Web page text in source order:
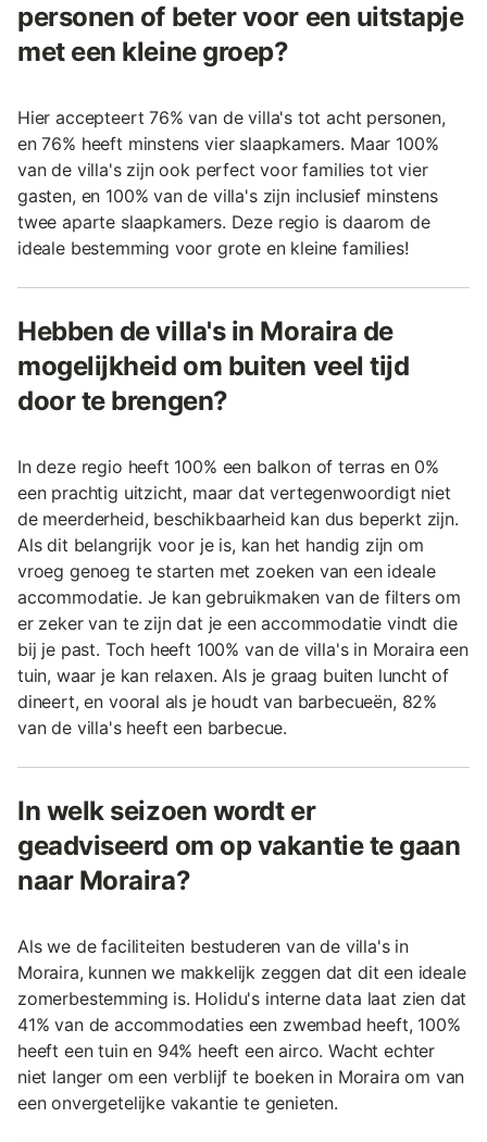
personen of beter voor een uitstapje
met een kleine groep?
Hier accepteert 76% van de villa's tot acht personen,
en 76% heeft minstens vier slaapkamers. Maar 100%
van de villa's zijn ook perfect voor families tot vier
gasten, en 100% van de villa's zijn inclusief minstens
twee aparte slaapkamers. Deze regio is daarom de
ideale bestemming voor grote en kleine families!
Hebben de villa's in Moraira de
mogelijkheid om buiten veel tijd
door te brengen?
In deze regio heeft 100% een balkon of terras en 0%
een prachtig uitzicht, maar dat vertegenwoordigt niet
de meerderheid, beschikbaarheid kan dus beperkt zijn.
Als dit belangrijk voor je is, kan het handig zijn om
vroeg genoeg te starten met zoeken van een ideale
accommodatie. Je kan gebruikmaken van de filters om
er zeker van te zijn dat je een accommodatie vindt die
bij je past. Toch heeft 100% van de villa's in Moraira een
tuin, waar je kan relaxen. Als je graag buiten luncht of
dineert, en vooral als je houdt van barbecueën, 82%
van de villa's heeft een barbecue.
In welk seizoen wordt er
geadviseerd om op vakantie te gaan
naar Moraira?
Als we de faciliteiten bestuderen van de villa's in
Moraira, kunnen we makkelijk zeggen dat dit een ideale
zomerbestemming is. Holidu's interne data laat zien dat
41% van de accommodaties een zwembad heeft, 100%
heeft een tuin en 94% heeft een airco. Wacht echter
niet langer om een verblijf te boeken in Moraira om van
een onvergetelijke vakantie te genieten.